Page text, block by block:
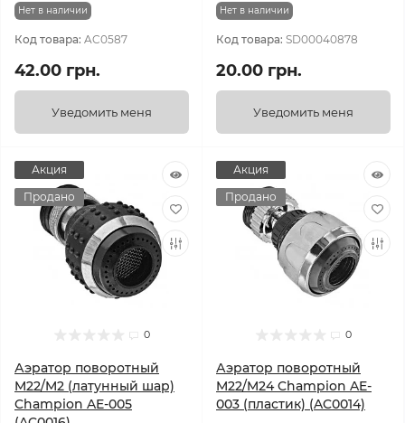
Нет в наличии
Код товара: AC0587
42.00 грн.
Уведомить меня
Нет в наличии
Код товара: SD00040878
20.00 грн.
Уведомить меня
Акция
Продано
0
Аэратор поворотный
M22/M2 (латунный шар)
Champion AE-005
Акция
Продано
0
Аэратор поворотный
M22/M24 Champion AE-
003 (пластик) (AC0014)